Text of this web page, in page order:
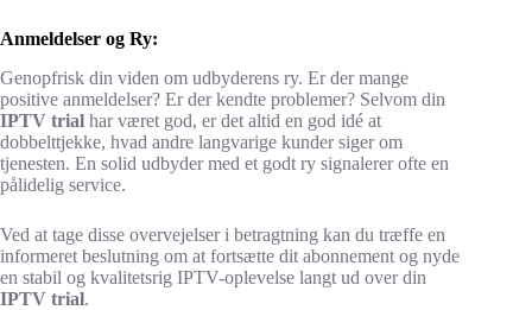
Anmeldelser og Ry:
Genopfrisk din viden om udbyderens ry. Er der mange
positive anmeldelser? Er der kendte problemer? Selvom din
IPTV trial har været god, er det altid en god idé at
dobbelttjekke, hvad andre langvarige kunder siger om
tjenesten. En solid udbyder med et godt ry signalerer ofte en
pålidelig service.
Ved at tage disse overvejelser i betragtning kan du træffe en
informeret beslutning om at fortsætte dit abonnement og nyde
en stabil og kvalitetsrig IPTV-oplevelse langt ud over din
IPTV trial.